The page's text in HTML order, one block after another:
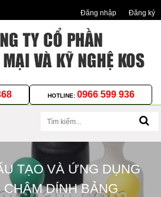
Đăng nhập Đăng ký
HOTLINE: 0966 599 936
TẠO VÀ ỨNG DỤNG
CHÂM DÍNH BẢNG